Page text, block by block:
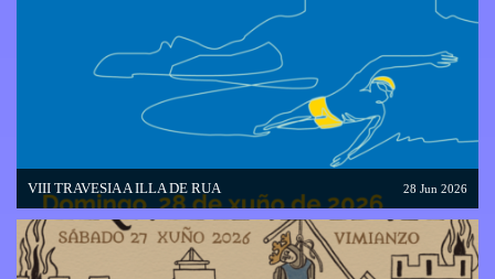
VIII TRAVESIA A ILLA DE RUA 28 Jun 2026